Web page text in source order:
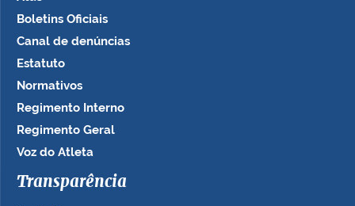
Boletins Oficiais
Canal de denúncias
Estatuto
Normativos
Regimento Interno
Regimento Geral
Voz do Atleta
Transparência